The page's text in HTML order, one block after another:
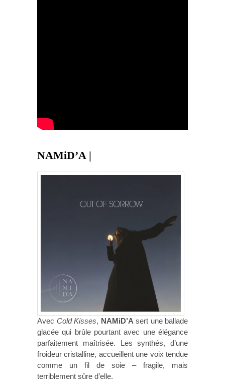
NAMiD’A |
Avec Cold Kisses, NAMiD’A sert une ballade
glacée qui brûle pourtant avec une élégance
parfaitement maîtrisée. Les synthés, d’une
froideur cristalline, accueillent une voix tendue
comme un fil de soie – fragile, mais
terriblement sûre d’elle.